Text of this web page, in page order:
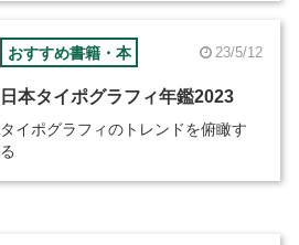
おすすめ書籍・本 23/5/12
日本タイポグラフィ年鑑2023
タイポグラフィのトレンドを俯瞰す
る